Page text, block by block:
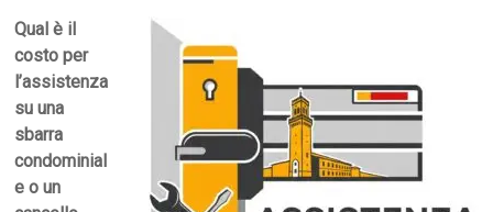
Qual è il
costo per
l’assistenza
su una
sbarra
condominial
e o un